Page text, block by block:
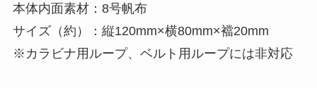
本体内面素材：8号帆布
サイズ（約）：縦120mm×横80mm×襠20mm
※カラビナ用ループ、ベルト用ループには非対応